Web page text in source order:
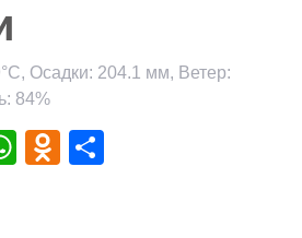
Осадки: 204.1 мм, Ветер:
84%
WhatsApp
Odnoklassniki